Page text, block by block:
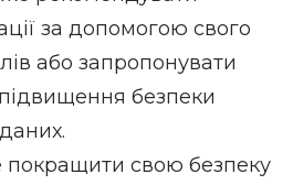
за допомогою свого
або запропонувати
безпеки
свою безпеку